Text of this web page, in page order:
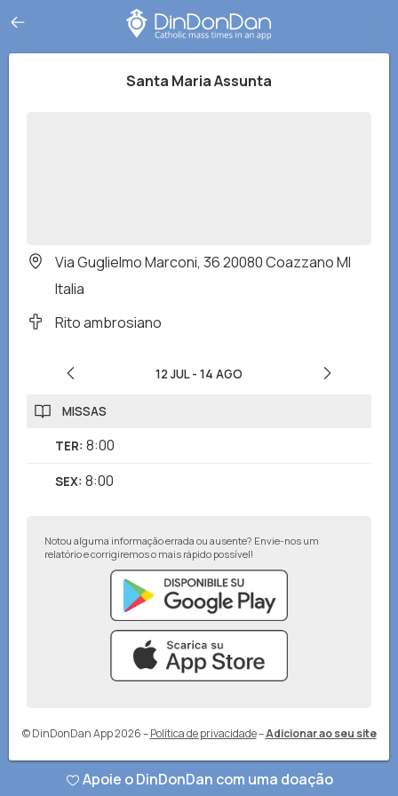
Santa Maria Assunta
Via Guglielmo Marconi, 36 20080 Coazzano MI
Italia
Rito ambrosiano
12 JUL- 14 AGO
MISSAS
TER: 8:00
SEX: 8:00
Notou alguma informação errada ou ausente? Envie-nos um
relatório e corrigiremos o mais rápido possível!
© DinDonDan App 2026– Política de privacidade–Adicionar ao seu site
Apoie o DinDonDan com uma doação